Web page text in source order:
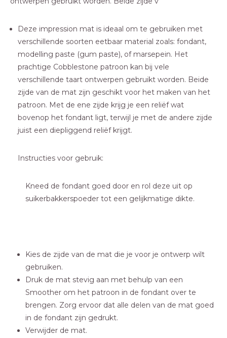
Deze impression mat is ideaal om te gebruiken met
verschillende soorten eetbaar material zoals: fondant,
modelling paste (gum paste), of marsepein. Het
prachtige Cobblestone patroon kan bij vele
verschillende taart ontwerpen gebruikt worden. Beide
zijde van de mat zijn geschikt voor het maken van het
patroon. Met de ene zijde krijg je een reliëf wat
bovenop het fondant ligt, terwijl je met de andere zijde
juist een diepliggend reliëf krijgt.
Instructies voor gebruik:
Kneed de fondant goed door en rol deze uit op
suikerbakkerspoeder tot een gelijkmatige dikte.
Kies de zijde van de mat die je voor je ontwerp wilt
gebruiken.
Druk de mat stevig aan met behulp van een
Smoother om het patroon in de fondant over te
brengen. Zorg ervoor dat alle delen van de mat goed
in de fondant zijn gedrukt.
Verwijder de mat.